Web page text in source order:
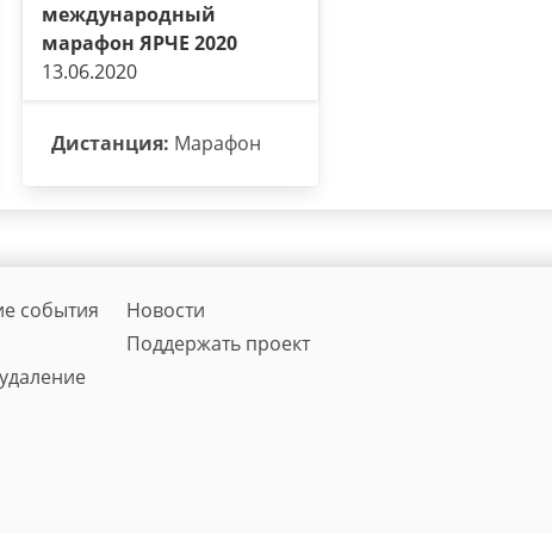
международный
марафон ЯРЧЕ 2020
13.06.2020
Дистанция: Марафон
события
Новости
Поддержать проект